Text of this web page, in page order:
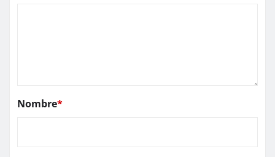
Nombre*